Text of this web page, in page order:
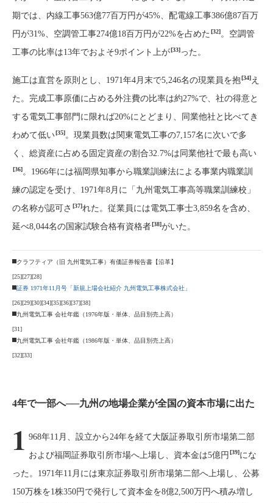
期では、内線工事563億77百万円が45%、配電線工事386億87百万
円が31%、空調管工事274億18百万円が22%を占めた [32]。空調管
工事の比率は13年でおよそ9ポイント上が[33]った。
施工は直営を原則とし、1971年4月末で5,246名の現業員を抱[34]え
た。完成工事原価に占める外注費の比率は約27%で、社の得意と
する電気工事部門に限れば20%にとどまり、同業他社と比べてき
わめて低い[35]。現業員数は関東電気工事の7,157名に次いで多
く、総資産に占める固定資産の割合32.7%は同業他社で最も高い
[36]。1966年には福岡県知事から職業訓練法による事業内職業訓
練の認定を受け、1971年8月に「九州電気工事高等職業訓練校」
の名称が認可さ [37]れた。従業員には電気工事士3,859名を含め、
延べ8,044名の国家試験合格有資格者[38]がいた。
クラフティア（旧 九州電気工事）有価証券報告書【沿革】
[25][27][28]
証券 1971年11月号「新規上場会社紹介 九州電気工事株式会社」
[26][29][30][34][35][36][37][38]
九州電気工事 会社年鑑（1976年版・単体、品目別売上高）
[31]
九州電気工事 会社年鑑（1986年版・単体、品目別売上高）
[32][33]
4年で一部へ──九州の地場企業が全国の資本市場に出た
1 968年11月、設立から24年を経て大阪証券取引所市場第二部
および福岡証券取引所市場へ上場し、資本金は5億円 [39]にな
った。1971年11月には東京証券取引所市場第二部へ上場し、公募
150万株を1株350円で発行して資本金を8億2,500万円へ積み増し